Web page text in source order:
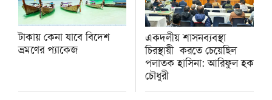
টাকায় কেনা যাবে বিদেশ
ভ্রমণের প্যাকেজ
একদলীয় শাসনব্যবস্থা
চিরস্থায়ী করতে চেয়েছিল
পলাতক হাসিনা: আরিফুল হক
চৌধুরী